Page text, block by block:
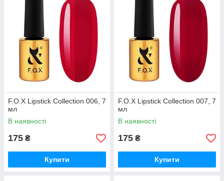
F.O.X Lipstick Collection 006, 7
мл
В наявності
175 ₴
Купити
F.O.X Lipstick Collection 007, 7
мл
В наявності
175 ₴
Купити